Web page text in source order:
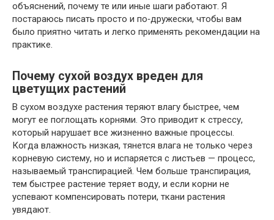
объяснений, почему те или иные шаги работают. Я
постараюсь писать просто и по‑дружески, чтобы вам
было приятно читать и легко применять рекомендации на
практике.
Почему сухой воздух вреден для
цветущих растений
В сухом воздухе растения теряют влагу быстрее, чем
могут ее поглощать корнями. Это приводит к стрессу,
который нарушает все жизненно важные процессы.
Когда влажность низкая, тянется влага не только через
корневую систему, но и испаряется с листьев — процесс,
называемый транспирацией. Чем больше транспирация,
тем быстрее растение теряет воду, и если корни не
успевают компенсировать потери, ткани растения
увядают.